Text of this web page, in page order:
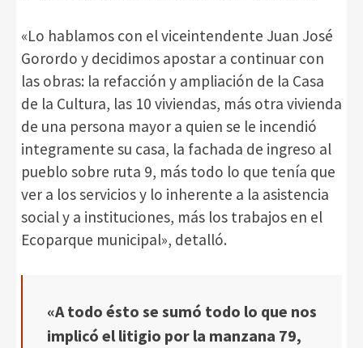
«Lo hablamos con el viceintendente Juan José
Gorordo y decidimos apostar a continuar con
las obras: la refacción y ampliación de la Casa
de la Cultura, las 10 viviendas, más otra vivienda
de una persona mayor a quien se le incendió
integramente su casa, la fachada de ingreso al
pueblo sobre ruta 9, más todo lo que tenía que
ver a los servicios y lo inherente a la asistencia
social y a instituciones, más los trabajos en el
Ecoparque municipal», detalló.
«A todo ésto se sumó todo lo que nos
implicó el litigio por la manzana 79,